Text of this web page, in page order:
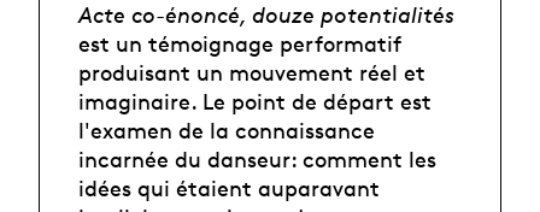
Acte co-énoncé, douze potentialités
est un témoignage performatif
produisant un mouvement réel et
imaginaire. Le point de départ est
l'examen de la connaissance
incarnée du danseur: comment les
idées qui étaient auparavant